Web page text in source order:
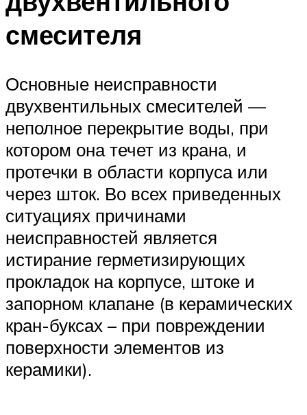
смесителя
Основные неисправности
двухвентильных смесителей —
неполное перекрытие воды, при
котором она течет из крана, и
протечки в области корпуса или
через шток. Во всех приведенных
ситуациях причинами
неисправностей является
истирание герметизирующих
прокладок на корпусе, штоке и
запорном клапане (в керамических
кран-буксах – при повреждении
поверхности элементов из
керамики).